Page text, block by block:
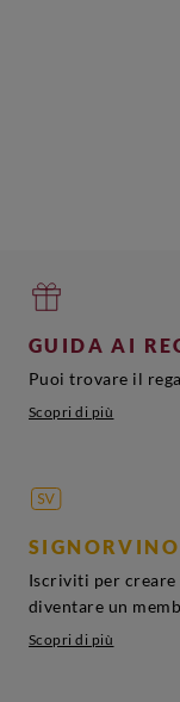
GUIDA AI
Puoi trovare il
Scopri di più
Iscriviti per creare
diventare un
Scopri di più